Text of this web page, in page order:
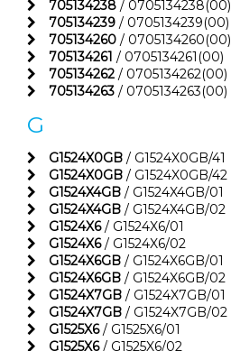
705134238 / 0705134238(00)
705134239 / 0705134239(00)
705134260 / 0705134260(00)
705134261 / 0705134261(00)
705134262 / 0705134262(00)
705134263 / 0705134263(00)
G
G1524X0GB / G1524X0GB/41
G1524X0GB / G1524X0GB/42
G1524X4GB / G1524X4GB/01
G1524X4GB / G1524X4GB/02
G1524X6/ G1524X6/01
G1524X6/ G1524X6/02
G1524X6GB / G1524X6GB/01
G1524X6GB / G1524X6GB/02
G1524X7GB / G1524X7GB/01
G1524X7GB / G1524X7GB/02
G1525X6/ G1525X6/01
G1525X6/ G1525X6/02